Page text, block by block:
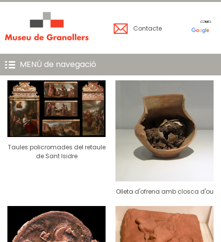
Contacte
MENÚ de navegació
Taules policromades del retaule
de Sant Isidre
Olleta d'ofrena amb closca d'ou